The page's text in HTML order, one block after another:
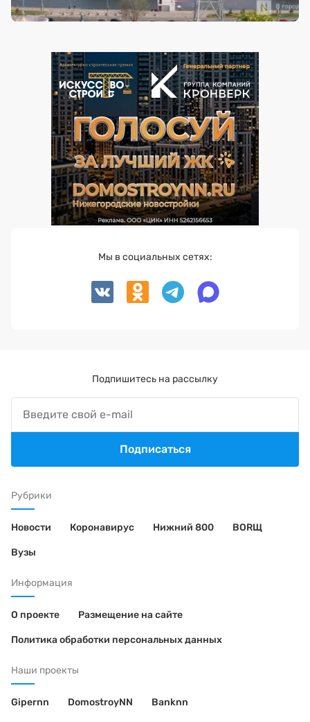
Рубрики
Новости Коронавирус Нижний 800 BORЩ
Вузы
Информация
О проекте Размещение на сайте
Политика обработки персональных данных
Наши проекты
Gipernn DomostroyNN Banknn
Мы в социальных сетях:
Подпишитесь на рассылку
Подписаться